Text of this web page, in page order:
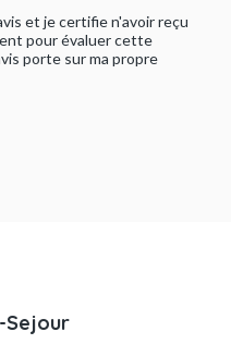
et je certifie n'avoir reçu
pour évaluer cette
porte sur ma propre
Sejour